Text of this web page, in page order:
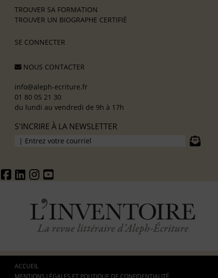
TROUVER SA FORMATION
TROUVER UN BIOGRAPHE CERTIFIÉ
SE CONNECTER
NOUS CONTACTER
info@aleph-ecriture.fr
01 80 05 21 30
du lundi au vendredi de 9h à 17h
S'INCRIRE À LA NEWSLETTER
ACCUEIL
MENTIONS LÉGALES ET POLITIQUE DE CONFIDENTIALITÉ